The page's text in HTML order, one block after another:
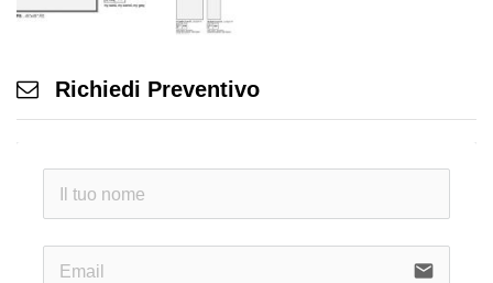
Richiedi Preventivo
email